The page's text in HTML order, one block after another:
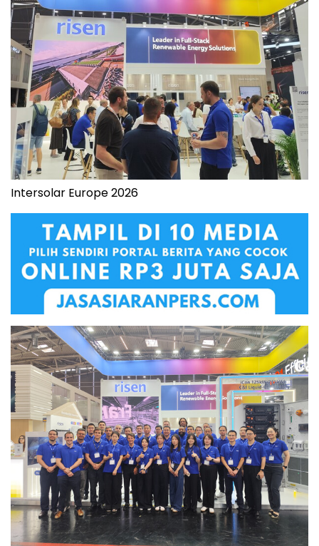
Intersolar Europe 2026